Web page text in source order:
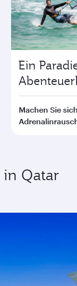
Ein
Machen Sie
Qatar